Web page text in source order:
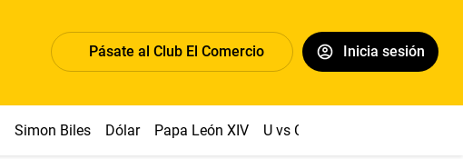
Pásate al Club El Comercio Inicia sesión
Simon Biles Dólar Papa León XIV U vs Cristal